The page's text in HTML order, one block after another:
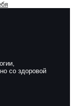
со здоровой